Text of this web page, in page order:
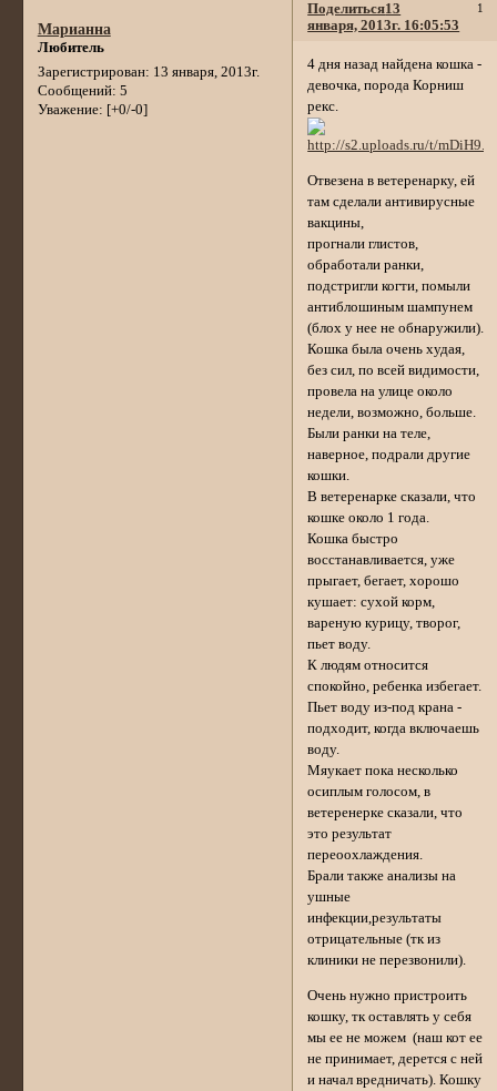
Поделиться 1
13
января, 2013г. 16:05:53
Марианна
Любитель
Зарегистрирован: 13 января, 2013г.
Сообщений: 5
Уважение: [+0/-0]
4 дня назад найдена кошка -
девочка, порода Корниш
рекс.
Отвезена в ветеренарку, ей
там сделали антивирусные
вакцины,
прогнали глистов,
обработали ранки,
подстригли когти, помыли
антиблошиным шампунем
(блох у нее не обнаружили).
Кошка была очень худая,
без сил, по всей видимости,
провела на улице около
недели, возможно, больше.
Были ранки на теле,
наверное, подрали другие
кошки.
В ветеренарке сказали, что
кошке около 1 года.
Кошка быстро
восстанавливается, уже
прыгает, бегает, хорошо
кушает: сухой корм,
вареную курицу, творог,
пьет воду.
К людям относится
спокойно, ребенка избегает.
Пьет воду из-под крана -
подходит, когда включаешь
воду.
Мяукает пока несколько
осиплым голосом, в
ветеренерке сказали, что
это результат
переоохлаждения.
Брали также анализы на
ушные
инфекции,результаты
отрицательные (тк из
клиники не перезвонили).
Очень нужно пристроить
кошку, тк оставлять у себя
мы ее не можем (наш кот ее
не принимает, дерется с ней
и начал вредничать). Кошку